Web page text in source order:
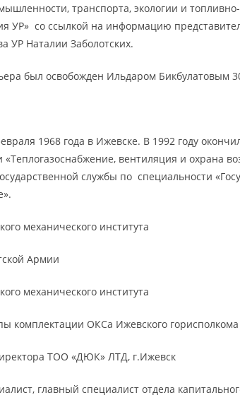
транспорта, экологии и топливно-
УР» со ссылкой на информацию
УР Наталии Заболотских.
был освобожден Ильдаром Бикбулатовым
1968 года в Ижевске. В 1992 году
вентиляция и охрана
службы по специальности
механического института
Армии
механического института
комплектации ОКСа Ижевского горисполкома
ТОО «ДЮК» ЛТД, г.Ижевск
главный специалист отдела